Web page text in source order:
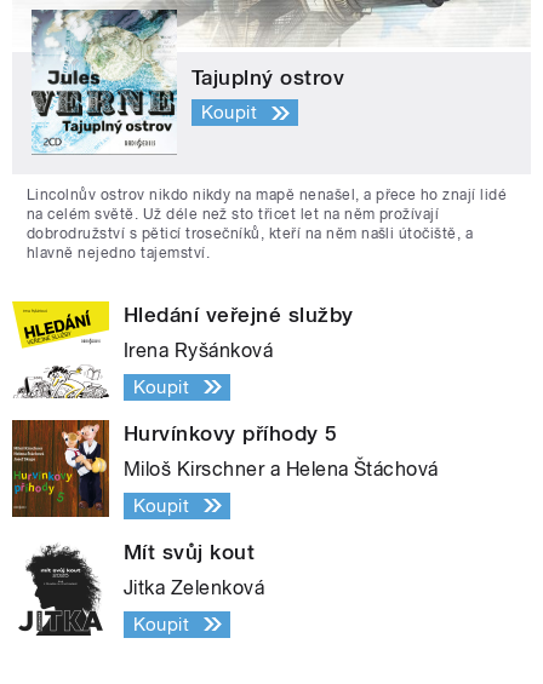
Tajuplný ostrov
Koupit
Lincolnův ostrov nikdo nikdy na mapě nenašel, a přece ho znají lidé
na celém světě. Už déle než sto třicet let na něm prožívají
dobrodružství s pěticí trosečníků, kteří na něm našli útočiště, a
hlavně nejedno tajemství.
Hledání veřejné služby
Irena Ryšánková
Koupit
Hurvínkovy příhody 5
Miloš Kirschner a Helena Štáchová
Koupit
Mít svůj kout
Jitka Zelenková
Koupit